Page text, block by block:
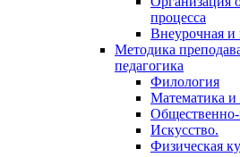
процесса
Внеурочная и
Методика
педагогика
Филология
Математика
Искусство.
Физическая